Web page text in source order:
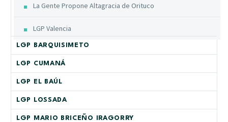
La Gente Propone Altagracia de Orituco
LGP Valencia
LGP BARQUISIMETO
LGP CUMANÁ
LGP EL BAÚL
LGP LOSSADA
LGP MARIO BRICEÑO IRAGORRY